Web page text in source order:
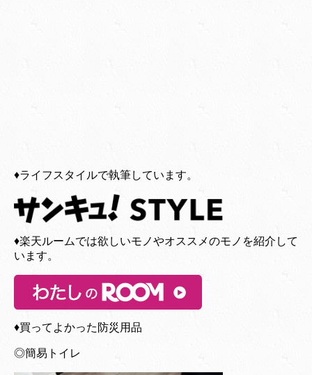
♦︎ライフスタイルで執筆しています。
♦︎楽天ルームでは欲しいモノやオススメのモノを紹介して
います。
♦︎買ってよかった防災用品
◎簡易トイレ